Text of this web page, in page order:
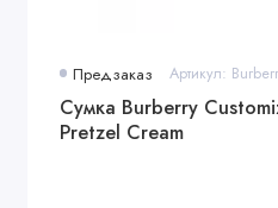
Предзаказ Артикул:
Сумка Burberry
Pretzel Cream